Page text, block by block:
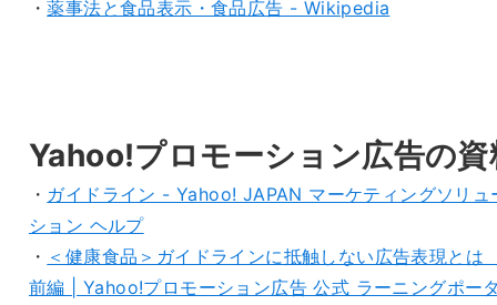
・薬事法と食品表示・食品広告 - Wikipedia
Yahoo!プロモーション広告の資
・ ガイドライン - Yahoo! JAPAN マーケティングソリュ
ション ヘルプ
・ ＜健康食品＞ガイドラインに抵触しない広告表現と
前編 | Yahoo!プロモーション広告 公式 ラーニングポー